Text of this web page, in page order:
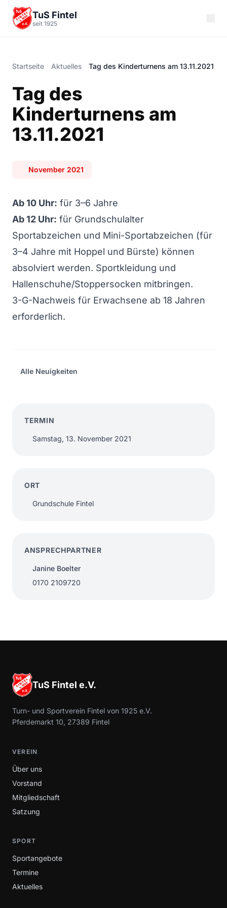
Zum Hauptinhalt springen
TuS Fintel
seit 1925
Startseite Aktuelles Tag des Kinderturnens am 13.11.2021
Tag des
Kinderturnens am
13.11.2021
November 2021
Ab 10 Uhr: für 3–6 Jahre
Ab 12 Uhr: für Grundschulalter
Sportabzeichen und Mini-Sportabzeichen (für
3–4 Jahre mit Hoppel und Bürste) können
absolviert werden. Sportkleidung und
Hallenschuhe/Stoppersocken mitbringen.
3-G-Nachweis für Erwachsene ab 18 Jahren
erforderlich.
Alle Neuigkeiten
TERMIN
Samstag, 13. November 2021
ORT
Grundschule Fintel
ANSPRECHPARTNER
Janine Boelter
0170 2109720
TuS Fintel e.V.
Turn- und Sportverein Fintel von 1925 e.V.
Pferdemarkt 10, 27389 Fintel
VEREIN
Über uns
Vorstand
Mitgliedschaft
Satzung
SPORT
Sportangebote
Termine
Aktuelles